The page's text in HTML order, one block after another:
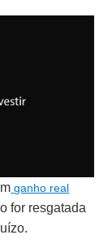
ganho real
for resgatada